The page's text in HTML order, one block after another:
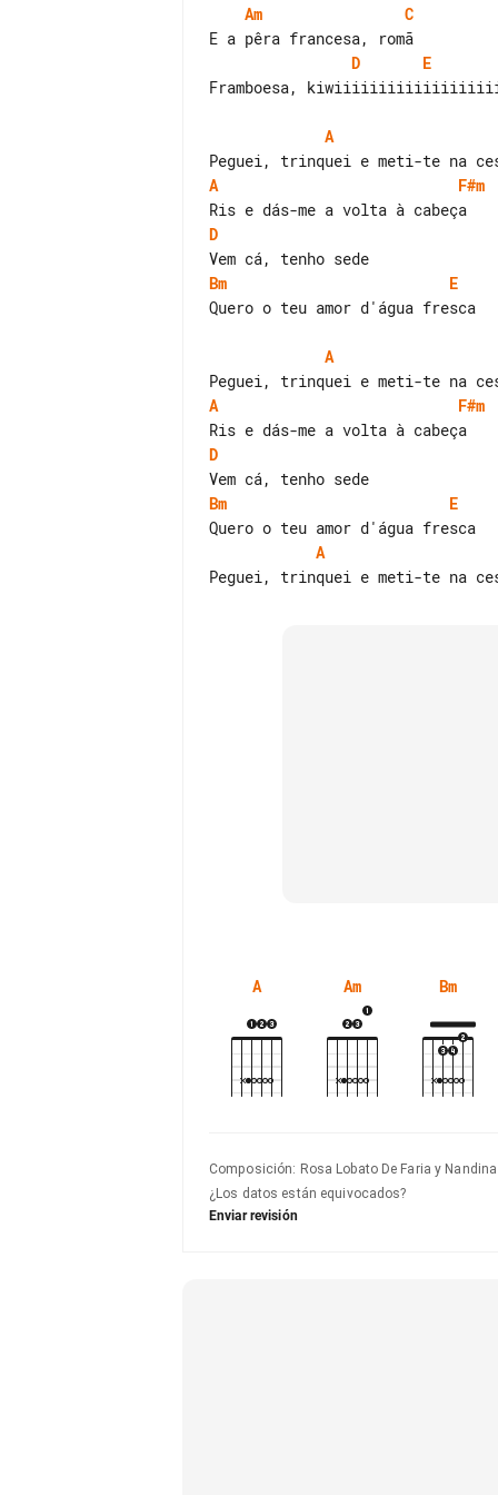
Am
C
D
E
Framboesa,
A
A
F#m
D
Bm
E
Quero o teu amor d'água fresca
A
A
F#m
D
Bm
E
A
A Am Bm
Composición: Rosa Lobato De Faria y
¿Los datos están equivocados?
Enviar revisión